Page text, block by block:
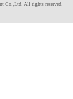
Co.,Ltd. All rights reserved.